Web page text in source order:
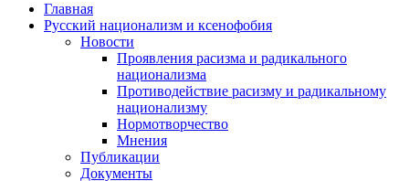
Главная
Русский национализм и ксенофобия
Новости
Проявления расизма и радикального
национализма
Противодействие расизму и радикальному
национализму
Нормотворчество
Мнения
Публикации
Документы